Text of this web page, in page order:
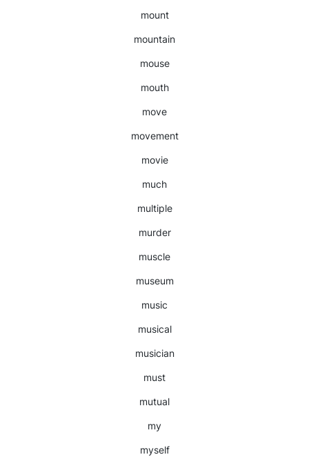
mount
mountain
mouse
mouth
move
movement
movie
much
multiple
murder
muscle
museum
music
musical
musician
must
mutual
my
myself